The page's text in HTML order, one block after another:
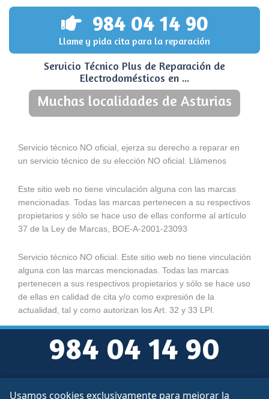
984 04 14 90
Llame y pida cita para la reparación
Servicio Técnico Plus de Reparación de
Electrodomésticos en ...
Muchas localidades de Asturias
Servicio técnico NO oficial, ejerza su derecho a reparar en
un servicio técnico de su elección NO oficial. Llámenos
Este sitio web no tiene vinculación alguna con las marcas
mencionadas. Todas las marcas pertenecen a su respectivos
propietarios y sólo se hace uso de ellas conforme al artículo
37 de la Ley de Marcas, BOE-A-2001-23093
Servicio técnico NO oficial. Este sitio web no tiene vinculación
alguna con las marcas mencionadas. Todas las marcas
pertenecen a sus respectivos propietarios y sólo se hace uso
de ellas en calidad de cita y/o como expresión de la
actualidad, tal y como autorizan los Art. 32 y 33 LPI.
984 04 14 90
Aviso legal
Usamos cookies exclusivamente para mejorar la